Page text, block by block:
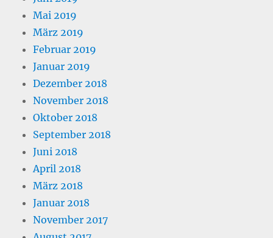
Mai 2019
März 2019
Februar 2019
Januar 2019
Dezember 2018
November 2018
Oktober 2018
September 2018
Juni 2018
April 2018
März 2018
Januar 2018
November 2017